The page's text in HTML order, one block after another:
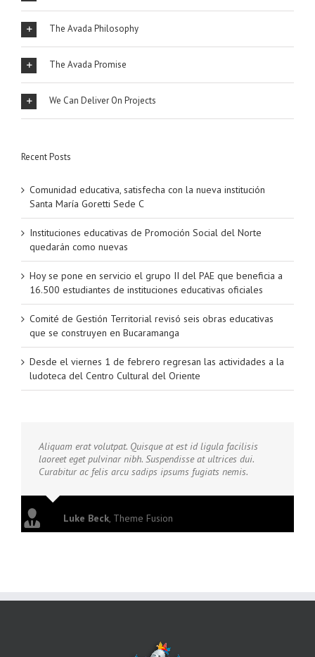
The Avada Philosophy
The Avada Promise
We Can Deliver On Projects
Recent Posts
Comunidad educativa, satisfecha con la nueva institución
Santa María Goretti Sede C
Instituciones educativas de Promoción Social del Norte
quedarán como nuevas
Hoy se pone en servicio el grupo II del PAE que beneficia a
16.500 estudiantes de instituciones educativas oficiales
Comité de Gestión Territorial revisó seis obras educativas
que se construyen en Bucaramanga
Desde el viernes 1 de febrero regresan las actividades a la
ludoteca del Centro Cultural del Oriente
Aliquam erat volutpat. Quisque at est id ligula facilisis
laoreet eget pulvinar nibh. Suspendisse at ultrices dui.
Curabitur ac felis arcu sadips ipsums fugiats nemis.
Luke Beck, Theme Fusion